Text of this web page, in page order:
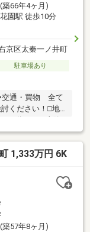
築66年4ヶ月)
園駅 徒歩10分
京区太秦一ノ井町
駐車場あり
交通・買物 全て
ください！□地
２分）□JR山陰
嵐山本線・太秦
まで２９０ｍ
分）■太秦中学校
店 まで４２０
ｍ（徒歩６分）■
歩４分）■京都
分）
1,333万円 6K
築57年8ヶ月)